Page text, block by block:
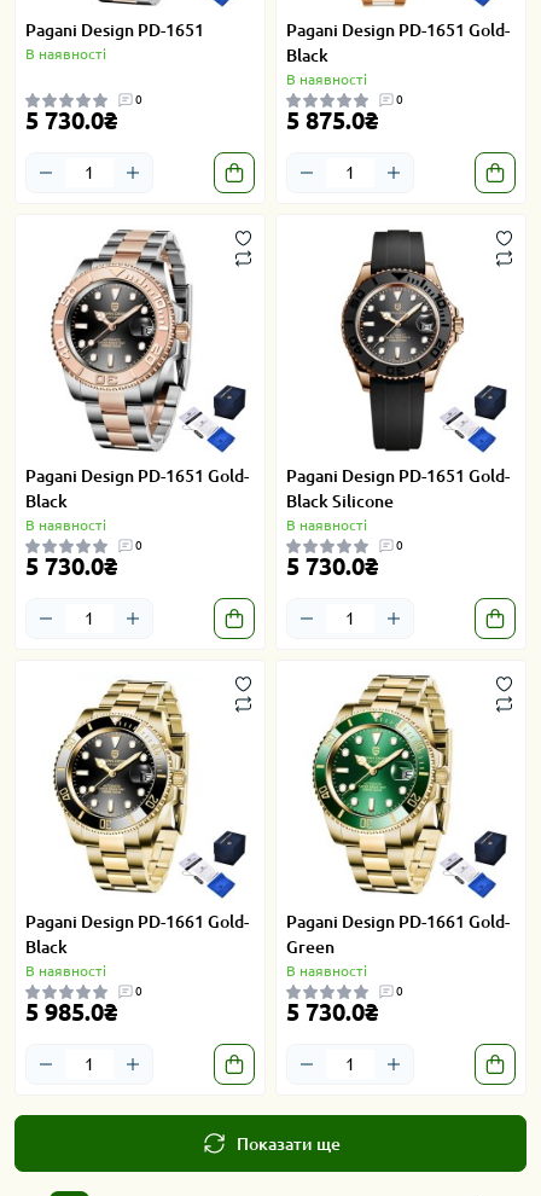
Pagani Design PD-1651
В наявності
0
5 730.0₴
Pagani Design PD-1651 Gold-
Black
В наявності
0
5 875.0₴
Pagani Design PD-1651 Gold-
Black
В наявності
0
5 730.0₴
Pagani Design PD-1651 Gold-
Black Silicone
В наявності
0
5 730.0₴
Pagani Design PD-1661 Gold-
Black
В наявності
0
5 985.0₴
Pagani Design PD-1661 Gold-
Green
В наявності
0
5 730.0₴
Показати ще